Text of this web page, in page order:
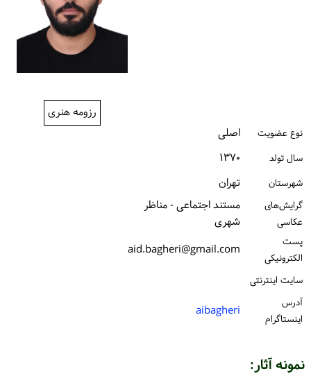
رزومه هنری
نوع عضویت اصلی
سال تولد ۱۳۷۰
شهرستان تهران
گرایش‌های
عکاسی
مستند اجتماعی - مناظر
شهری
پست
الكترونیكی
aid.bagheri@gmail.com
سایت اینترنتی
آدرس
اینستاگرام
aibagheri
نمونه آثار: